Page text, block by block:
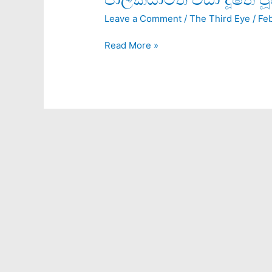
Leave a Comment /The Third Eye /
දූෂිත
Read More »